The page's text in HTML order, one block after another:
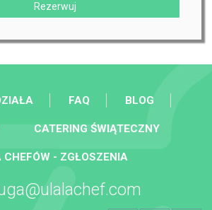
Rezerwuj
FAQ BLOG
CATERING ŚWIĄTECZNY
CHEFÓW - ZGŁOSZENIA